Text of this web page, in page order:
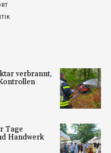
verbrannt,
Tage
Handwerk